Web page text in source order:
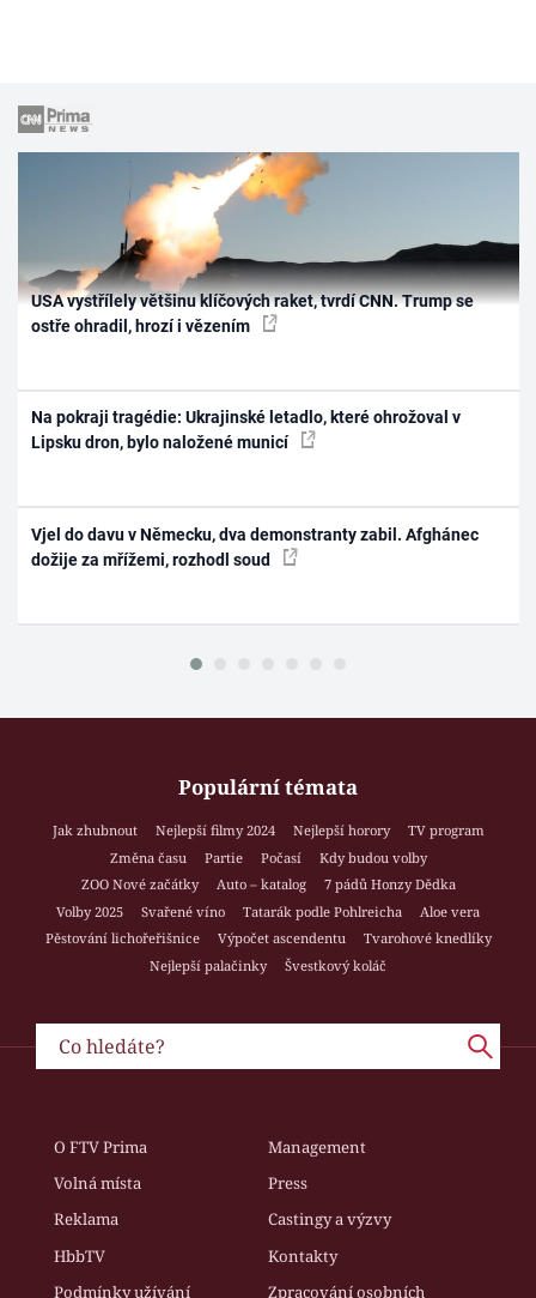
USA vystřílely většinu klíčových raket, tvrdí CNN. Trump se
ostře ohradil, hrozí i vězením
Na pokraji tragédie: Ukrajinské letadlo, které ohrožoval v
Lipsku dron, bylo naložené municí
Vjel do davu v Německu, dva demonstranty zabil. Afghánec
dožije za mřížemi, rozhodl soud
Populární témata
Jak zhubnout Nejlepší filmy 2024 Nejlepší horory
TV program
Změna času
Partie Počasí
Kdy budou volby
ZOO Nové začátky
Auto – katalog
7 pádů Honzy Dědka
Volby 2025
Svařené víno Tatarák podle Pohlreicha
Aloe vera
Pěstování lichořeřišnice
Výpočet ascendentu
Tvarohové knedlíky
Nejlepší palačinky
Švestkový koláč
O FTV Prima
Management
Volná místa
Press
Reklama
Castingy a výzvy
HbbTV
Kontakty
Podmínky užívání
Zpracování osobních